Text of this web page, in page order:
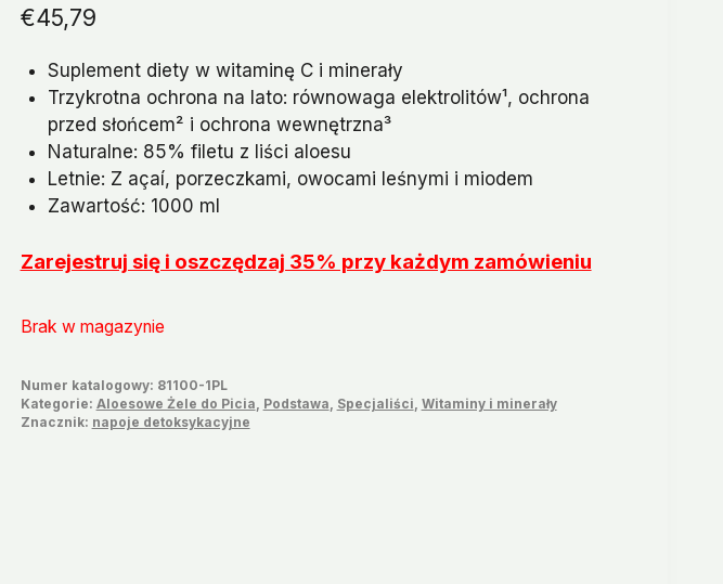
€45,79
Suplement diety w witaminę C i minerały
Trzykrotna ochrona na lato: równowaga elektrolitów¹, ochrona
przed słońcem² i ochrona wewnętrzna³
Naturalne: 85% filetu z liści aloesu
Letnie: Z açaí, porzeczkami, owocami leśnymi i miodem
Zawartość: 1000 ml
Zarejestruj się i oszczędzaj 35% przy każdym zamówieniu
Brak w magazynie
Numer katalogowy: 81100-1PL
Kategorie: Aloesowe Żele do Picia, Podstawa, Specjaliści, Witaminy i minerały
Znacznik: napoje detoksykacyjne